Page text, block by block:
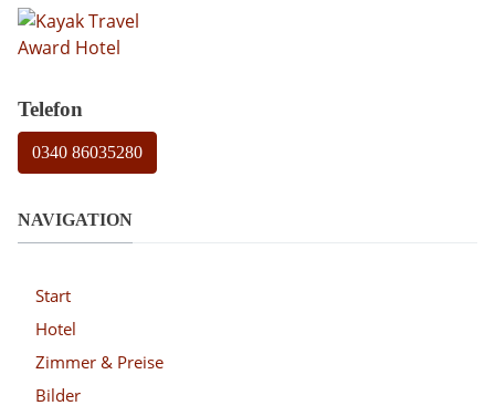
Telefon
0340 86035280
NAVIGATION
Start
Hotel
Zimmer & Preise
Bilder